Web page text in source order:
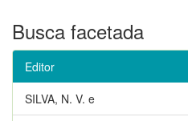
Busca facetada
Editor
SILVA, N. V. e